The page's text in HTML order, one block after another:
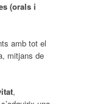
(orals i
amb tot el
mitjans de
,